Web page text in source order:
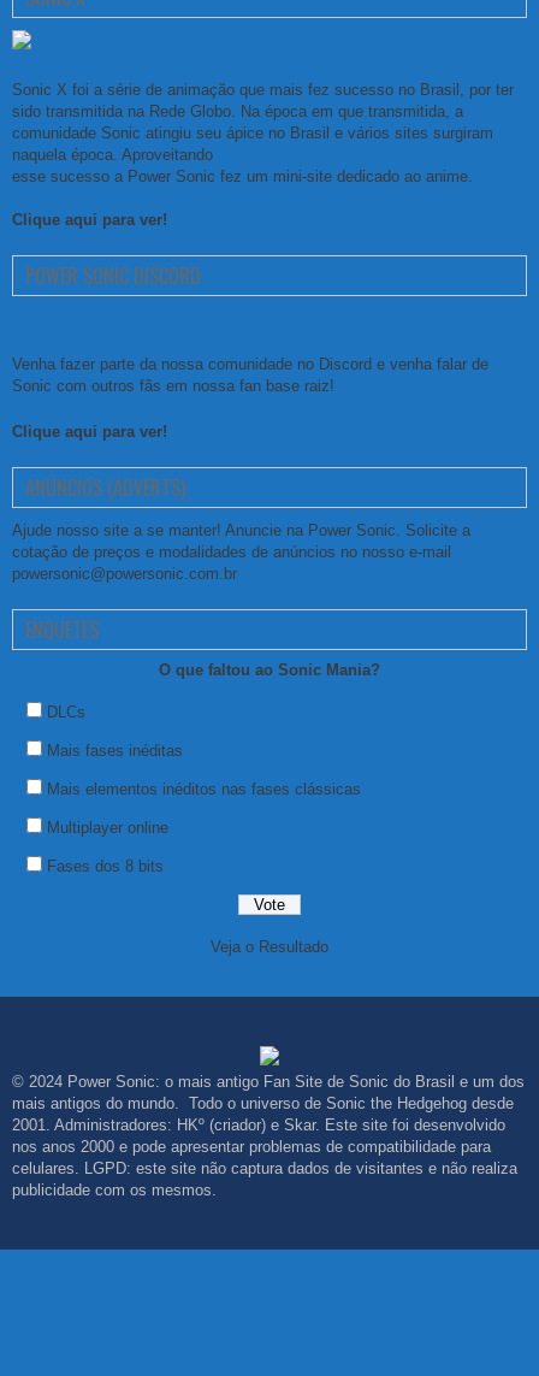
Sonic X foi a série de animação que mais fez sucesso no Brasil, por ter
sido transmitida na Rede Globo. Na época em que transmitida, a
comunidade Sonic atingiu seu ápice no Brasil e vários sites surgiram
naquela época. Aproveitando
esse sucesso a Power Sonic fez um mini-site dedicado ao anime.
Clique aqui para ver!
POWER SONIC DISCORD
Venha fazer parte da nossa comunidade no Discord e venha falar de
Sonic com outros fãs em nossa fan base raiz!
Clique aqui para ver!
ANÚNCIOS (ADVERTS)
Ajude nosso site a se manter! Anuncie na Power Sonic. Solicite a
cotação de preços e modalidades de anúncios no nosso e-mail
powersonic@powersonic.com.br
ENQUETES
O que faltou ao Sonic Mania?
DLCs
Mais fases inéditas
Mais elementos inéditos nas fases clássicas
Multiplayer online
Fases dos 8 bits
Veja o Resultado
© 2024 Power Sonic: o mais antigo Fan Site de Sonic do Brasil e um dos
mais antigos do mundo. Todo o universo de Sonic the Hedgehog desde
2001. Administradores: HKº (criador) e Skar. Este site foi desenvolvido
nos anos 2000 e pode apresentar problemas de compatibilidade para
celulares. LGPD: este site não captura dados de visitantes e não realiza
publicidade com os mesmos.